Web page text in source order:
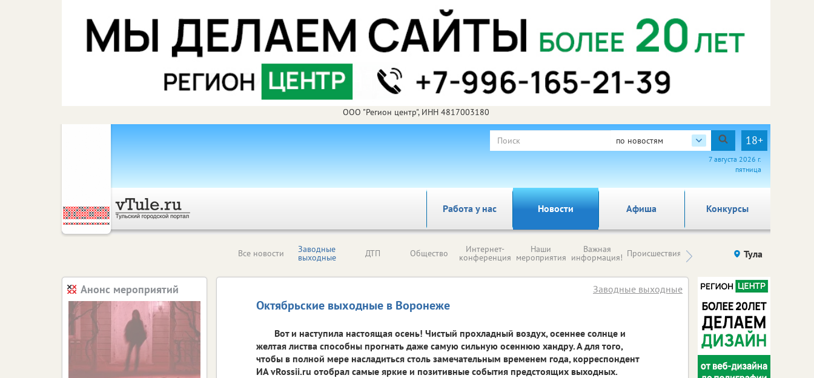
ООО "Регион центр", ИНН 4817003180
по новостям 18+
7 августа 2026 г.
пятница
Работа у нас Новости Афиша Конкурсы
Все новости Заводные
выходные ДТП Общество Интернет-
конференция
Наши
мероприятия
Важная
информация! Происшествия Здоровье компаний (на
Тула
Октябрьские выходные в Воронеже
Заводные выходные
Вот и наступила настоящая осень! Чистый прохладный воздух, осеннее солнце и
желтая листва способны прогнать даже самую сильную осеннюю хандру. А для того,
чтобы в полной мере насладиться столь замечательным временем года, корреспондент
ИА vRossii.ru отобрал самые яркие и позитивные события предстоящих выходных.
Анонс мероприятий